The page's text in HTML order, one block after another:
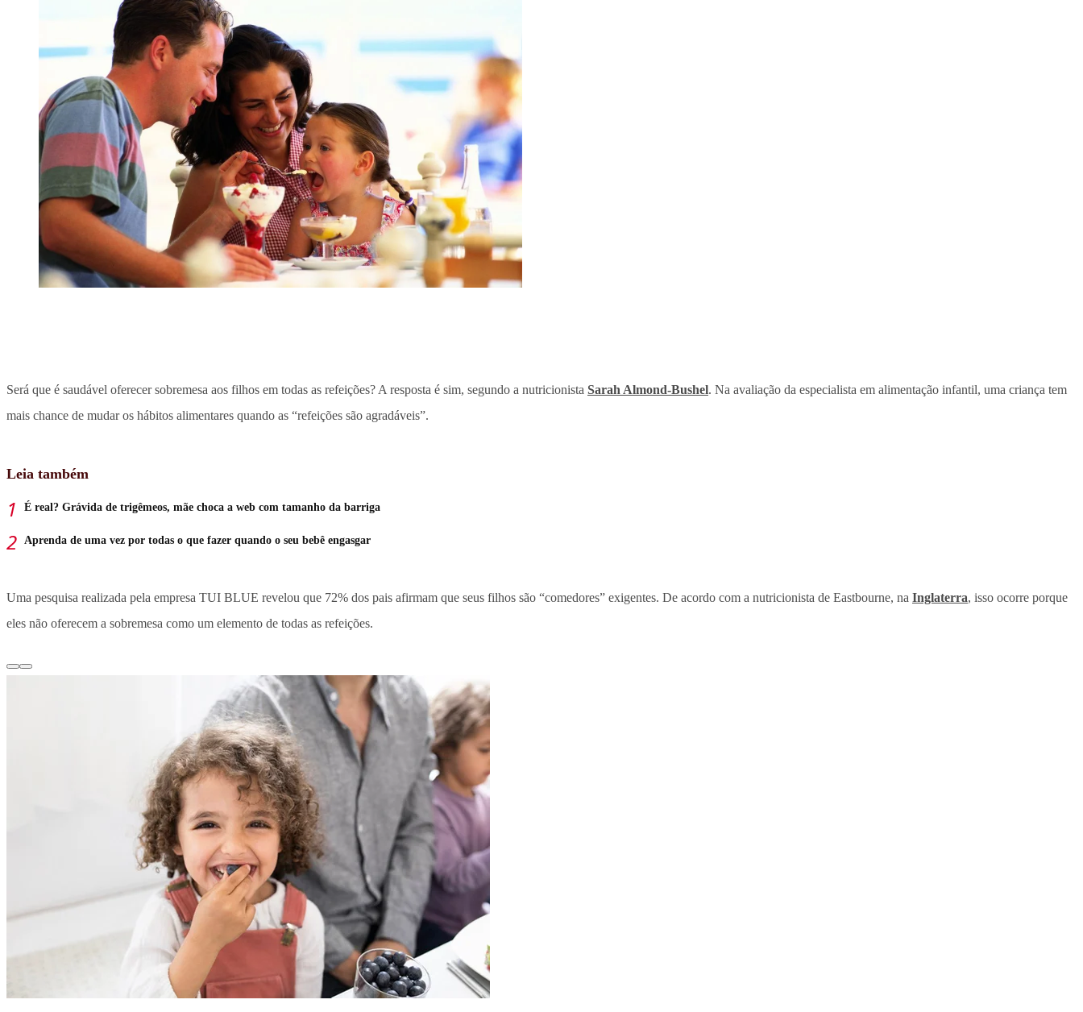
Será que é saudável oferecer sobremesa aos filhos em todas as refeições? A resposta é sim, segundo a nutricionista Sarah Almond-Bushel. Na avaliação da especialista em alimentação infantil, uma criança tem
mais chance de mudar os hábitos alimentares quando as “refeições são agradáveis”.
Leia também
É real? Grávida de trigêmeos, mãe choca a web com tamanho da barriga
Aprenda de uma vez por todas o que fazer quando o seu bebê engasgar
Uma pesquisa realizada pela empresa TUI BLUE revelou que 72% dos pais afirmam que seus filhos são “comedores” exigentes. De acordo com a nutricionista de Eastbourne, na Inglaterra, isso ocorre porque
eles não oferecem a sobremesa como um elemento de todas as refeições.